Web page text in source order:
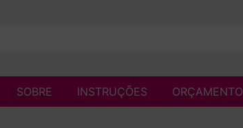
SOBRE INSTRUÇÕES ORÇAMENTO